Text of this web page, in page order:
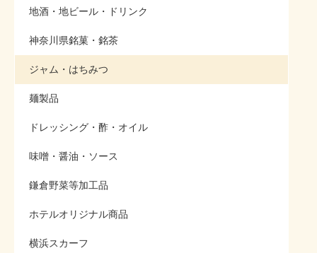
地酒・地ビール・ドリンク
神奈川県銘菓・銘茶
ジャム・はちみつ
麺製品
ドレッシング・酢・オイル
味噌・醤油・ソース
鎌倉野菜等加工品
ホテルオリジナル商品
横浜スカーフ